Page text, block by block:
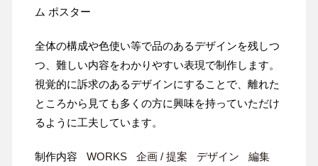
ム ポスター
全体の構成や色使い等で品のあるデザインを残しつ
つ、難しい内容をわかりやすい表現で制作します。
視覚的に訴求のあるデザインにすることで、離れた
ところから見ても多くの方に興味を持っていただけ
るように工夫しています。
制作内容 WORKS 企画 / 提案 デザイン 編集